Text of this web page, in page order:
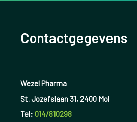
Contactgegevens
Wezel Pharma
St. Jozefslaan 31, 2400 Mol
Tel: 014/810298